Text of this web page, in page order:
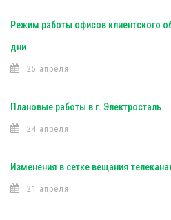
Режим работы офисов клиентского
дни
25 апреля
Плановые работы в г. Электросталь
24 апреля
Изменения в сетке вещания
21 апреля